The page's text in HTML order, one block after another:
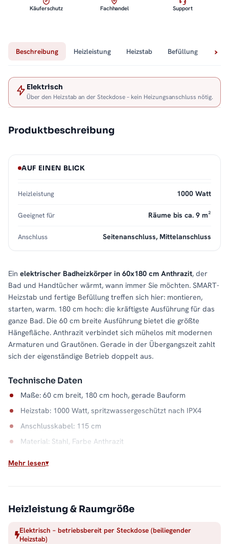
Käuferschutz Fachhandel Support
Beschreibung Heizleistung Heizstab Befüllung
Elektrisch
Über den Heizstab an der Steckdose – kein Heizungsanschluss nötig.
Produktbeschreibung
Ein elektrischer Badheizkörper in 60x180 cm Anthrazit, der
Bad und Handtücher wärmt, wann immer Sie möchten. SMART-
Heizstab und fertige Befüllung treffen sich hier: montieren,
starten, warm. 180 cm hoch: die kräftigste Ausführung für das
ganze Bad. Die 60 cm breite Ausführung bietet die größte
Hängefläche. Anthrazit verbindet sich mühelos mit modernen
Armaturen und Grautönen. Gerade in der Übergangszeit zahlt
sich der eigenständige Betrieb doppelt aus.
Technische Daten
Maße: 60 cm breit, 180 cm hoch, gerade Bauform
Heizstab: 1000 Watt, spritzwassergeschützt nach IPX4
Anschlusskabel: 115 cm
Material: Stahl, Farbe Anthrazit
Heizsaison: Handtücher trocknen im Juli genauso zuverlässig
dabei gleichmäßig über die gesamte Fläche. Alle Größen und
AUF EINEN BLICK
Heizleistung 1000 Watt
Geeignet für Räume bis ca. 9 m²
Anschluss Seitenanschluss, Mittelanschluss
Mehr lesen
Heizleistung & Raumgröße
Elektrisch – betriebsbereit per Steckdose (beiliegender
Heizstab)